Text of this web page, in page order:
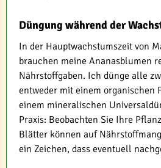
Düngung während der
In der Hauptwachstumszeit von
brauchen meine Ananasblumen
Nährstoffgaben. Ich dünge alle
entweder mit einem organischen
einem mineralischen
Praxis: Beobachten Sie Ihre
Blätter können auf
ein Zeichen, dass eventuell